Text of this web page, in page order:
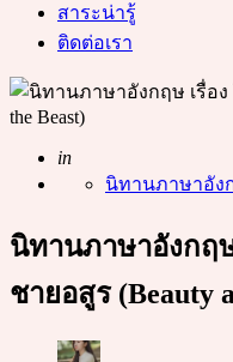
สาระน่ารู้
ติดต่อเรา
Posted
in
นิทานภาษาอัง
นิทานภาษาอังกฤ
ชายอสูร (Beauty